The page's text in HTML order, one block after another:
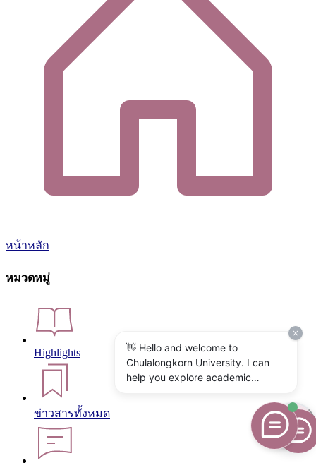
หน้าหลัก
หมวดหมู่
Highlights
ข่าวสารทั้งหมด
👋 Hello and welcome to
Chulalongkorn University. I can
help you explore academic